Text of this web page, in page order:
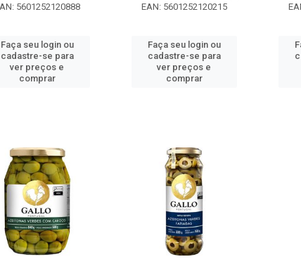
5601252120888
Faça seu login ou
cadastre-se para
ver preços e
comprar
EAN: 5601252120215
Faça seu login ou
cadastre-se para
ver preços e
comprar